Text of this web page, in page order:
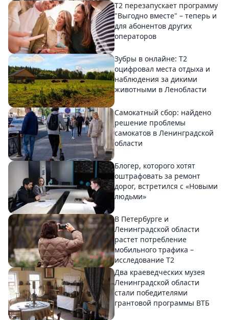
Т2 перезапускает программу
"Выгодно вместе" – теперь и
для абонентов других
операторов
Зубры в онлайне: Т2
оцифровал места отдыха и
наблюдения за дикими
животными в Ленобласти
Самокатный сбор: найдено
решение проблемы
самокатов в Ленинградской
области
Блогер, которого хотят
оштрафовать за ремонт
дорог, встретился с «Новыми
людьми»
В Петербурге и
Ленинградской области
растет потребление
мобильного трафика –
исследование T2
Два краеведческих музея
Ленинградской области
стали победителями
грантовой программы ВТБ